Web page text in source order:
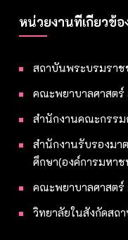
หน่วยงานที่เกี่ยวข้อ
สถาบันพระบรมรา
คณะพยาบาลศาสต
สำนักงานคณะกรรม
สำนักงานรับรองมา
ศึกษา(องค์การมหาช
คณะพยาบาลศาสตร์
วิทยาลัยในสังกัดสถ